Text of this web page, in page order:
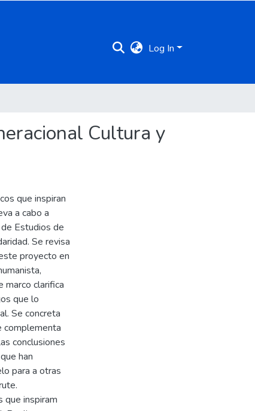
Log In
Cultura y
que inspiran
a cabo a
Estudios de
Se revisa
proyecto en
marco clarifica
que lo
Se concreta
complementa
conclusiones
han
para a otras
inspiram